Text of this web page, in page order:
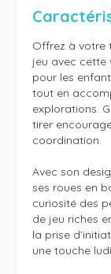
Offrez à votre
jeu avec cette
pour les
tout en
explorations.
tirer
coordination.
Avec son
ses roues en
curiosité des
de jeu riches
la prise
une touche